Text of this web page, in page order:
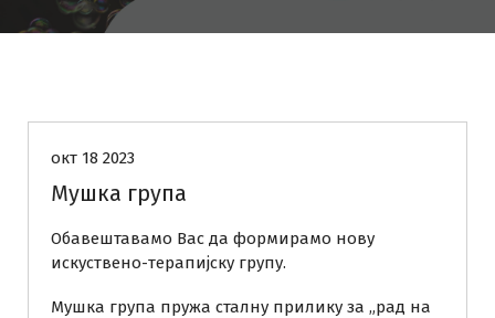
окт 18 2023
Мушка група
Обавештавамо Вас да формирамо нову
искуствено-терапијску групу.
Мушка група пружа сталну прилику за „рад на